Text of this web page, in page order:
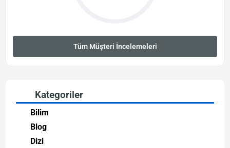
Tüm Müşteri İncelemeleri
Kategoriler
Bilim
Blog
Dizi